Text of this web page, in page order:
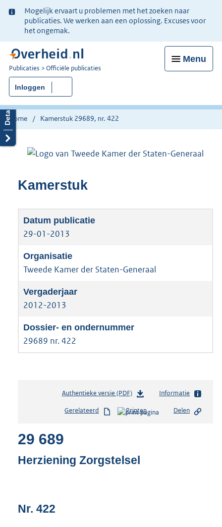
Ter
informatie:
Mogelijk ervaart u problemen met het zoeken naar
publicaties. We werken aan een oplossing. Excuses voor
het ongemak.
Menu
U
bent
nu
hier:
Publicaties Officiële publicaties
Inloggen
Home Kamerstuk 29689, nr. 422
Kamerstuk
29-01-2013
Tweede Kamer der Staten-Generaal
2012-2013
29689 nr. 422
Authentieke versie (PDF)b
s
s
Informatie
Gerelateerd Printen Delen
29 689
Herziening Zorgstelsel
Nr. 422